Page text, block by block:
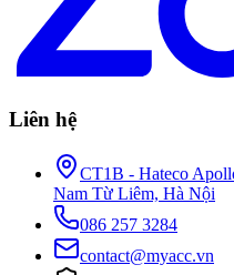
Liên hệ
CT1B - Hateco
Nam Từ Liêm, Hà Nội
086 257 3284
contact@myacc.vn